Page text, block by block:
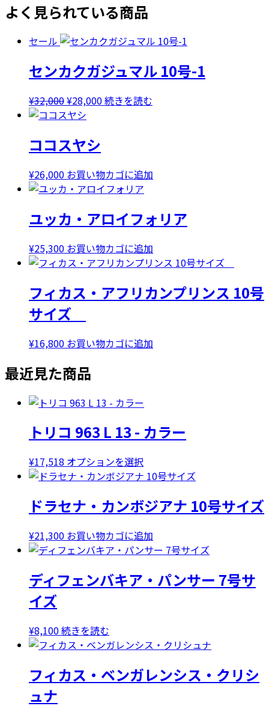
よく見られている商品
セール
センカクガジュマル 10号-1
¥32,000元
の
格
は
¥32,000
で
た。
¥28,000現
は
¥28,000
す。
続きを読む
ココスヤシ
¥26,000 お買い物カゴに追加
ユッカ・アロイフォリア
¥25,300 お買い物カゴに追加
フィカス・アフリカンプリンス 10号
サイズ
¥16,800 お買い物カゴに追加
最近見た商品
トリコ 963 L 13 - カラー
¥17,518 オプションを選択
の
品
に
は
複
の
バ
シ
ン
ドラセナ・カンボジアナ 10号サイズ
¥21,300 お買い物カゴに追加
ディフェンバキア・パンサー 7号サ
イズ
¥8,100続きを読む
フィカス・ベンガレンシス・クリシ
ュナ